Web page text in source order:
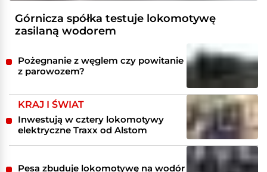
Górnicza spółka testuje lokomotywę
zasilaną wodorem
Pożegnanie z węglem czy powitanie
z parowozem?
KRAJ I ŚWIAT
Inwestują w cztery lokomotywy
elektryczne Traxx od Alstom
Pesa zbuduje lokomotywę na wodór